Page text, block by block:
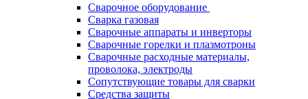
Сварочное оборудование
Сварка газовая
Сварочные аппараты и инверторы
Сварочные горелки и плазмотроны
Сварочные расходные материалы,
проволока, электроды
Сопутствующие товары для сварки
Средства защиты